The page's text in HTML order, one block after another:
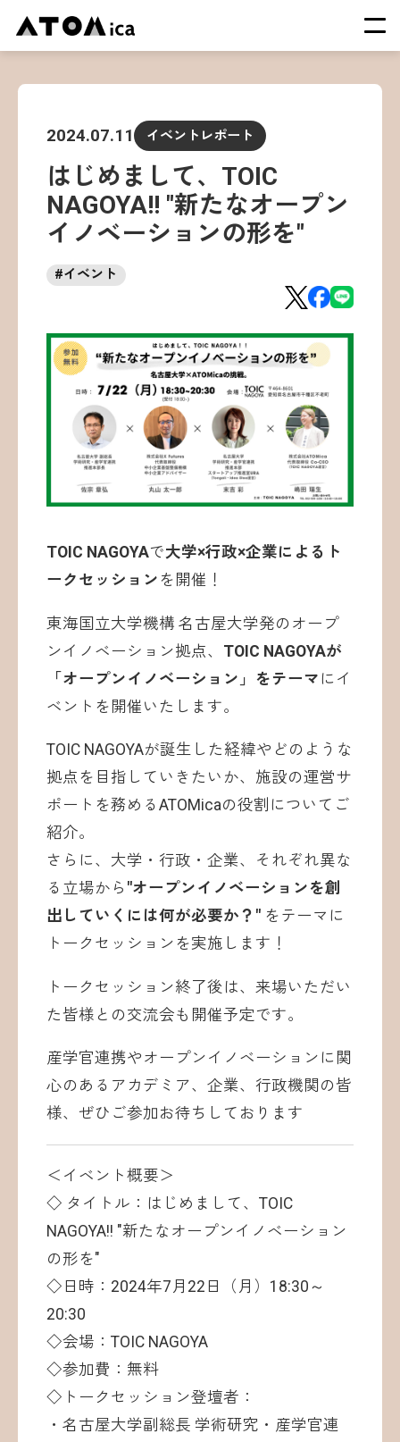
会社概要
サービス
運営施設一覧
ニュース
イベント
お問い合わせ
2024.07.11 イベントレポート
はじめまして、TOIC
NAGOYA!! "新たなオープン
イノベーションの形を"
#イベント
TOIC NAGOYAで大学×行政×企業によるト
ークセッション を開催！
東海国立大学機構 名古屋大学発のオープ
ンイノベーション拠点、 TOIC NAGOYAが
「オープンイノベーション」をテーマ にイ
ベントを開催いたします。
TOIC NAGOYAが誕生した経緯やどのような
拠点を目指していきたいか、施設の運営サ
ポートを務めるATOMicaの役割についてご
紹介。
さらに、大学・行政・企業、それぞれ異な
る立場から "オープンイノベーションを創
出していくには何が必要か？" をテーマに
トークセッションを実施します！
トークセッション終了後は、来場いただい
た皆様との交流会も開催予定です。
産学官連携やオープンイノベーションに関
心のあるアカデミア、企業、行政機関の皆
様、ぜひご参加お待ちしております
＜イベント概要＞
◇ タイトル：はじめまして、TOIC
NAGOYA!! "新たなオープンイノベーション
の形を"
◇日時：2024年7月22日（月）18:30～
20:30
◇会場：TOIC NAGOYA
◇参加費：無料
◇トークセッション登壇者：
・名古屋大学副総長 学術研究・産学官連